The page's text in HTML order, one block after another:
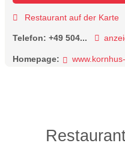
Restaurant auf der Karte
Telefon: +49 504...
Homepage: